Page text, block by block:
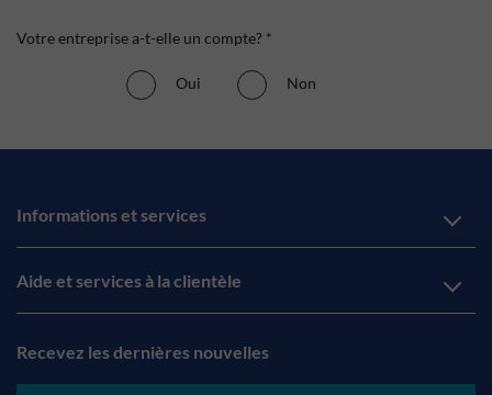
Votre entreprise a-t-elle un compte? *
Oui Non
Informations et services
Aide et services à la clientèle
Recevez les dernières nouvelles